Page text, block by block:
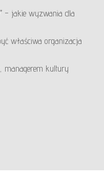
– jakie wyzwania dla
właściwa organizacja
managerem kultury